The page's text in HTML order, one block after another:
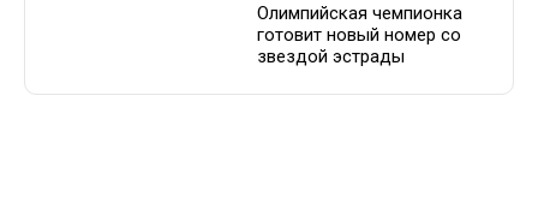
Олимпийская чемпионка
готовит новый номер со
звездой эстрады